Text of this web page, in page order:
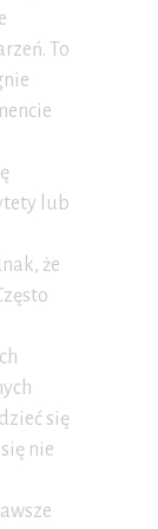
To
lub
że
się
nie